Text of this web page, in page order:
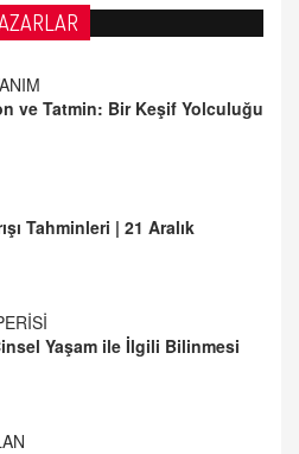
Tahminleri | 21 Aralık
Yaşam ile İlgili Bilinmesi
DOĞAN